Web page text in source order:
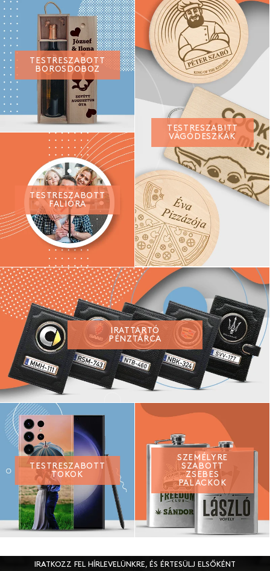
TESTRESZABOTT
BOROSDOBOZ
TESTRESZABITT
VÁGÓDESZKÁK
TESTRESZABOTT
FALIÓRA
IRATTARTÓ
PÉNZTÁRCA
TESTRESZABOTT
TOKOK
SZEMÉLYRE
SZABOTT
ZSEBES
PALACKOK
IRATKOZZ FEL HÍRLEVELÜNKRE, ÉS ÉRTESÜLJ ELSŐKÉNT